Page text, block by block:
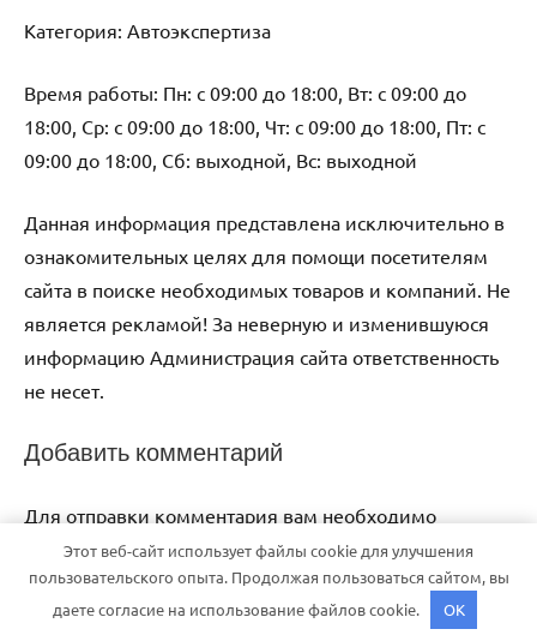
Категория: Автоэкспертиза
Время работы: Пн: с 09:00 до 18:00, Вт: с 09:00 до
18:00, Ср: с 09:00 до 18:00, Чт: с 09:00 до 18:00, Пт: с
09:00 до 18:00, Сб: выходной, Вс: выходной
Данная информация представлена исключительно в
ознакомительных целях для помощи посетителям
сайта в поиске необходимых товаров и компаний. Не
является рекламой! За неверную и изменившуюся
информацию Администрация сайта ответственность
не несет.
Добавить комментарий
Для отправки комментария вам необходимо
авторизоваться
Тема WordPress: Dynamico от ThemeZee.
Этот веб-сайт использует файлы cookie для улучшения
пользовательского опыта. Продолжая пользоваться сайтом, вы
даете согласие на использование файлов cookie.
OK